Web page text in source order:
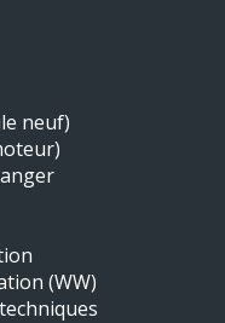
neuf)
(WW)